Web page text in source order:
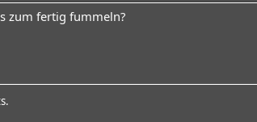
zum fertig fummeln?